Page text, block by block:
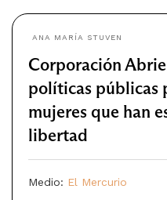
ANA MARÍA STUVEN
Corporación
políticas públicas
mujeres que han
libertad
Medio: El Mercurio